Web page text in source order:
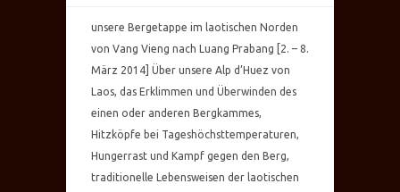
unsere Bergetappe im laotischen Norden
von Vang Vieng nach Luang Prabang [2. – 8.
März 2014] Über unsere Alp d’Huez von
Laos, das Erklimmen und Überwinden des
einen oder anderen Bergkammes,
Hitzköpfe bei Tageshöchsttemperaturen,
Hungerrast und Kampf gegen den Berg,
traditionelle Lebensweisen der laotischen